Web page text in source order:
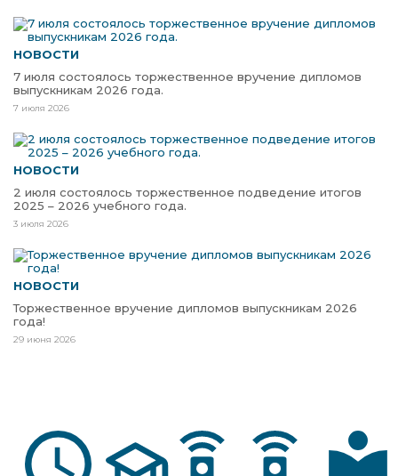
НОВОСТИ
7 июля состоялось торжественное вручение дипломов
выпускникам 2026 года.
7 июля 2026
НОВОСТИ
2 июля состоялось торжественное подведение итогов
2025 – 2026 учебного года.
3 июля 2026
НОВОСТИ
Торжественное вручение дипломов выпускникам 2026
года!
29 июня 2026